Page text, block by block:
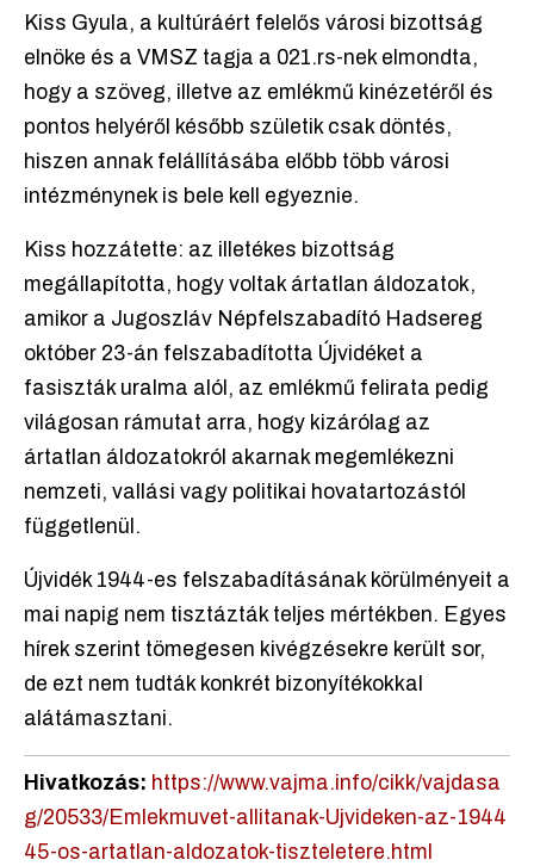
Kiss Gyula, a kultúráért felelős városi bizottság
elnöke és a VMSZ tagja a 021.rs-nek elmondta,
hogy a szöveg, illetve az emlékmű kinézetéről és
pontos helyéről később születik csak döntés,
hiszen annak felállításába előbb több városi
intézménynek is bele kell egyeznie.
Kiss hozzátette: az illetékes bizottság
megállapította, hogy voltak ártatlan áldozatok,
amikor a Jugoszláv Népfelszabadító Hadsereg
október 23-án felszabadította Újvidéket a
fasiszták uralma alól, az emlékmű felirata pedig
világosan rámutat arra, hogy kizárólag az
ártatlan áldozatokról akarnak megemlékezni
nemzeti, vallási vagy politikai hovatartozástól
függetlenül.
Újvidék 1944-es felszabadításának körülményeit a
mai napig nem tisztázták teljes mértékben. Egyes
hírek szerint tömegesen kivégzésekre került sor,
de ezt nem tudták konkrét bizonyítékokkal
alátámasztani.
Hivatkozás: https://www.vajma.info/cikk/vajdasa
g/20533/Emlekmuvet-allitanak-Ujvideken-az-1944
45-os-artatlan-aldozatok-tiszteletere.html